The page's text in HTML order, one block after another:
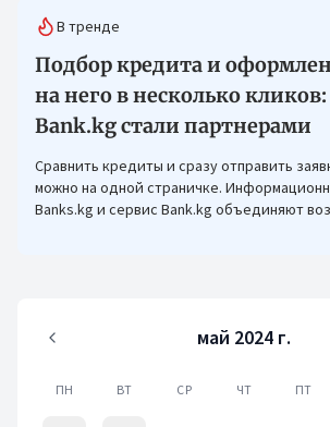
В тренде
Подбор кредита и
на него в несколько
Bank.kg стали партнерами
Сравнить кредиты и сразу отправить
можно на одной страничке.
Banks.kg и сервис Bank.kg объединяют
май 2024 г.
ПН ВТ СР ЧТ ПТ